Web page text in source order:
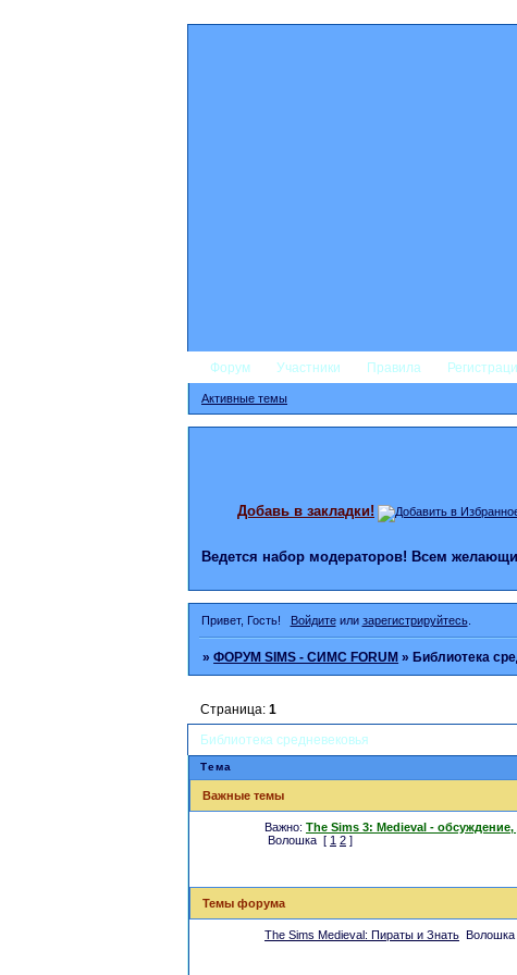
Форум Участники Правила
Активные темы
Добавь в закладки!
Ведется набор модераторов! Всем
Привет, Гость! Войдитеили зарегистрируйтесь.
»ФОРУМ SIMS - СИМС FORUM »Библиотека
Библиотека средневековья
Страница:1
Тема
Важные темы
Важно: The Sims 3: Medieval -
Волошка [ 1 2 ]
Темы форума
The Sims Medieval: Пираты и Знать Волошка